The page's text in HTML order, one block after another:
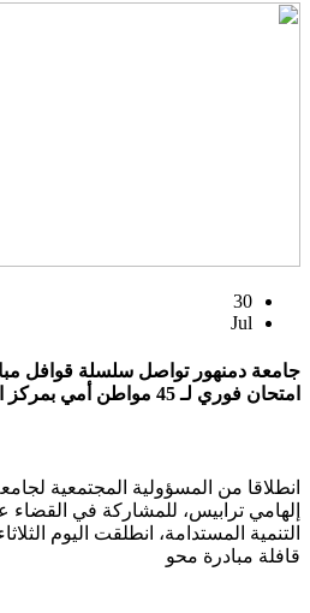
30
Jul
جامعة دمنهور تواصل سلسلة قوافل
امتحان فوري لـ 45 مواطن أمي بمركز الأبعادية ب
انطلاقا من المسؤولية المجتمعية
إلهامي ترابيس، للمشاركة في القضاء
قافلة مبادرة محو